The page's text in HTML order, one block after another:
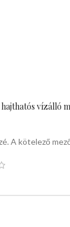
vízálló
A kötelező